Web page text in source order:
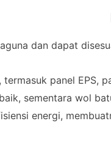
dan dapat
panel EPS,
sementara wol
energi,